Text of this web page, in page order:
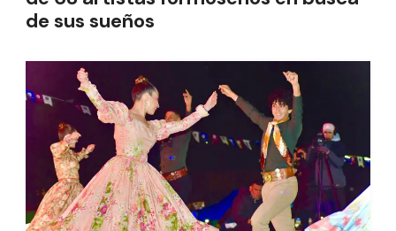
de sus sueños